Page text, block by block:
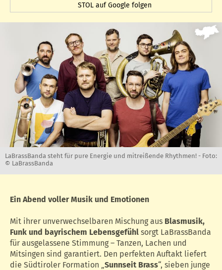
STOL auf Google folgen
LaBrassBanda steht für pure Energie und mitreißende Rhythmen! - Foto:
© LaBrassBanda
Ein Abend voller Musik und Emotionen
Mit ihrer unverwechselbaren Mischung aus Blasmusik,
Funk und bayrischem Lebensgefühl sorgt LaBrassBanda
für ausgelassene Stimmung – Tanzen, Lachen und
Mitsingen sind garantiert. Den perfekten Auftakt liefert
die Südtiroler Formation „Sunnseit Brass“, sieben junge